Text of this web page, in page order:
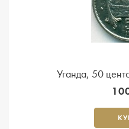
Уганда, 50